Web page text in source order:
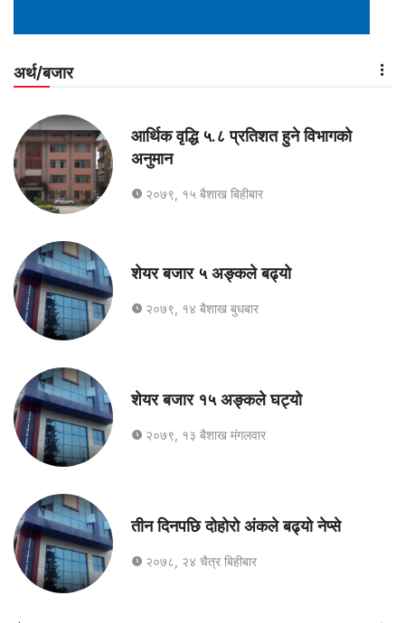
अर्थ/बजार
आर्थिक वृद्धि ५.८ प्रतिशत हुने विभागको
अनुमान
२०७९, १५ बैशाख बिहीबार
शेयर बजार ५ अङ्कले बढ्यो
२०७९, १४ बैशाख बुधबार
शेयर बजार १५ अङ्कले घट्यो
२०७९, १३ बैशाख मंगलवार
तीन दिनपछि दोहोरो अंकले बढ्यो नेप्से
२०७८, २४ चैत्र बिहीबार